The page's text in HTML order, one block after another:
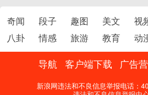
奇闻 段子 趣图 美文 视
八卦
情感 旅游 教育 动
导航 客户端下载 广告
新浪网违法和不良信息举报电话：